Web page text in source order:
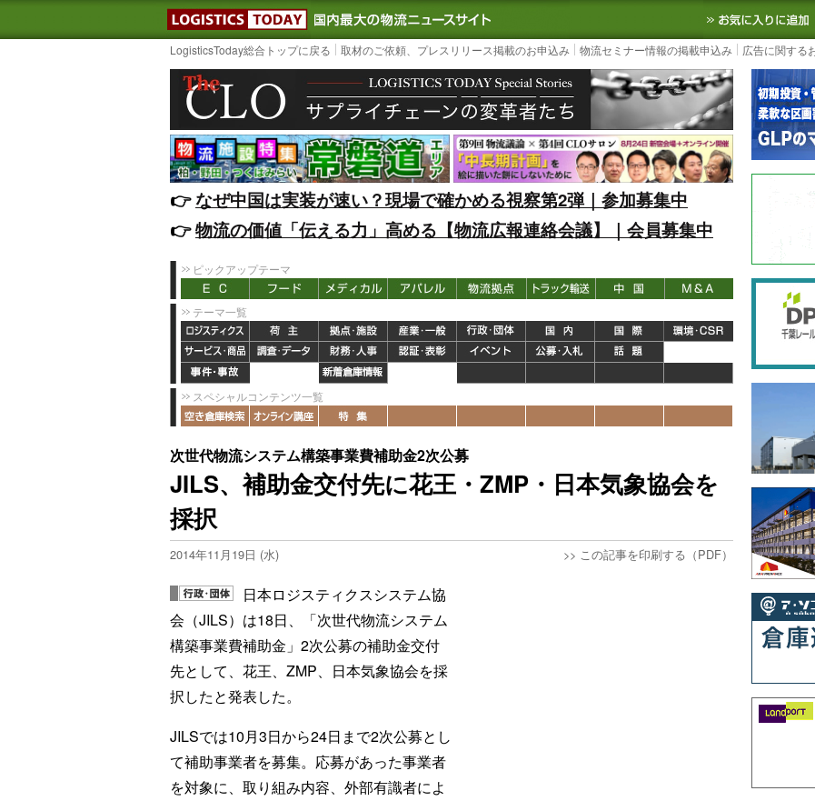
LOGISTICS TODAY｜国内最大の物流ニュースサイト3PL, SCMなど国内外の最新の物流
LogisticsToday総合トップに戻る 取材のご依頼、プレスリリース掲載のお申込み 物流セミナー情報の掲載申込み 広告に関する
👉️なぜ中国は実装が速い？現場で確かめる視察第2弾｜参加募集中
👉️物流の価値「伝える力」高める【物流広報連絡会議】｜会員募集中
ピックアップテーマ
テーマ一覧
スペシャルコンテンツ一覧
次世代物流システム構築事業費補助金2次公募
JILS、補助金交付先に花王・ZMP・日本気象協会を
採択
2014年11月19日 (水) >> この記事を印刷する（PDF）
日本ロジスティクスシステム協
会（JILS）は18日、「次世代物流システム
構築事業費補助金」2次公募の補助金交付
先として、花王、ZMP、日本気象協会を採
択したと発表した。
JILSでは10月3日から24日まで2次公募とし
て補助事業者を募集。応募があった事業者
を対象に、取り組み内容、外部有識者によ